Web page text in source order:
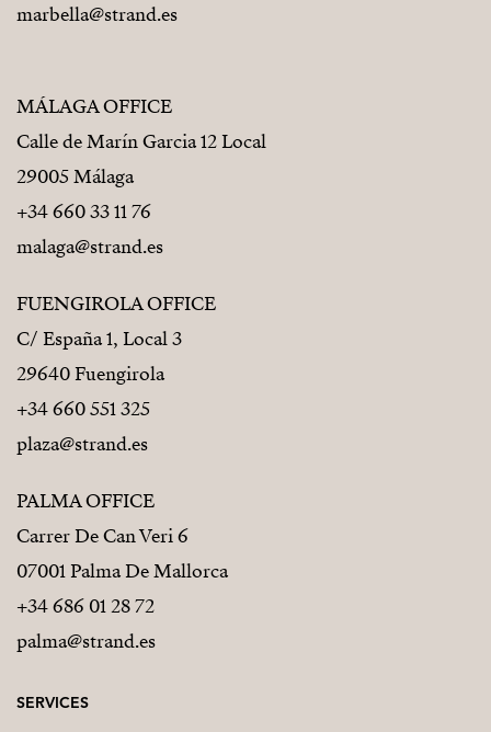
marbella@strand.es
MÁLAGA OFFICE
Calle de Marín Garcia 12 Local
29005 Málaga
+34 660 33 11 76
malaga@strand.es
FUENGIROLA OFFICE
C/ España 1, Local 3
29640 Fuengirola
+34 660 551 325
plaza@strand.es
PALMA OFFICE
Carrer De Can Veri 6
07001 Palma De Mallorca
+34 686 01 28 72
palma@strand.es
SERVICES